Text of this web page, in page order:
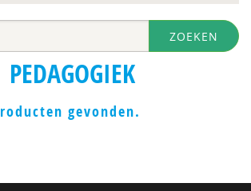
ZOEKEN
PEDAGOGIEK
gevonden.